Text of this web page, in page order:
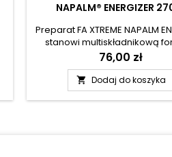
NAPALM® ENERGIZER
Preparat FA XTREME NAPALM
stanowi multiskładnikową
która łączy standaryzowane
roślinnych
komponentami
odżywkach
Suplement diety został
Cena
76,00 zł
 Dodaj do koszyka